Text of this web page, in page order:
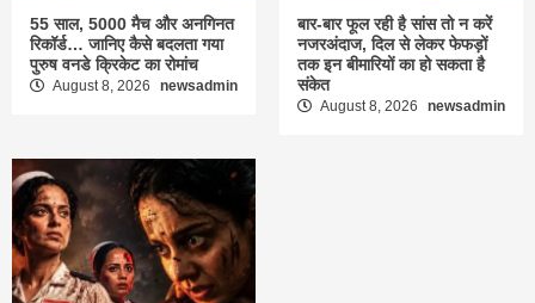
55 साल, 5000 मैच और अनगिनत
रिकॉर्ड… जानिए कैसे बदलता गया
पुरुष वनडे क्रिकेट का रोमांच
August 8, 2026 newsadmin
बार-बार फूल रही है सांस तो न करें
नजरअंदाज, दिल से लेकर फेफड़ों
तक इन बीमारियों का हो सकता है
संकेत
August 8, 2026 newsadmin